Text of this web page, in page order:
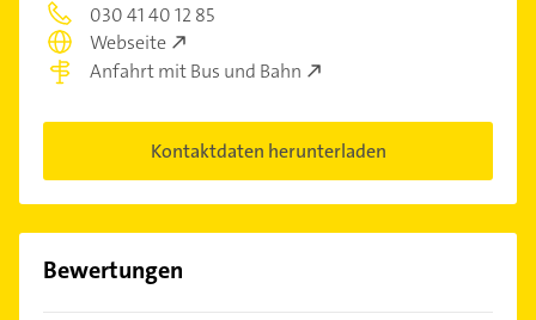
030 41 40 12 85
Webseite
Anfahrt mit Bus und Bahn
Kontaktdaten herunterladen
Bewertungen